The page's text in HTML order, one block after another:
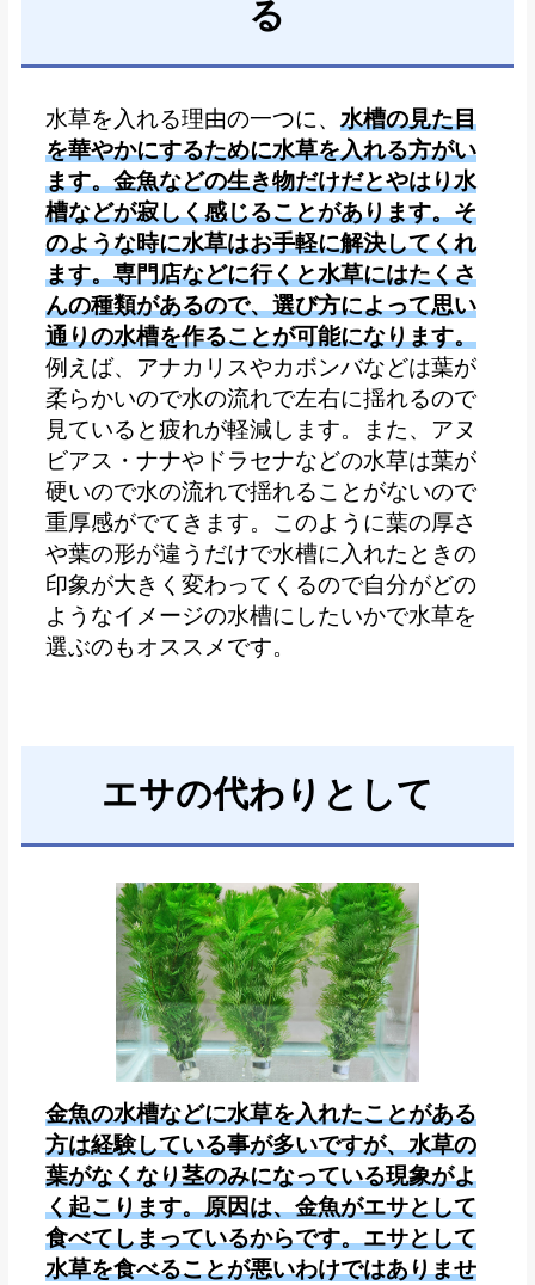
る
水草を入れる理由の一つに、 水槽の見た目
を華やかにするために水草を入れる方がい
ます。金魚などの生き物だけだとやはり水
槽などが寂しく感じることがあります。そ
のような時に水草はお手軽に解決してくれ
ます。専門店などに行くと水草にはたくさ
んの種類があるので、選び方によって思い
通りの水槽を作ることが可能になります。
例えば、アナカリスやカボンバなどは葉が
柔らかいので水の流れで左右に揺れるので
見ていると疲れが軽減します。また、アヌ
ビアス・ナナやドラセナなどの水草は葉が
硬いので水の流れで揺れることがないので
重厚感がでてきます。
このように葉の厚さ
や葉の形が違うだけで水槽に入れたときの
印象が大きく変わってくるので自分がどの
ようなイメージの水槽にしたいかで水草を
選ぶのもオススメです。
エサの代わりとして
金魚の水槽などに水草を入れたことがある
方は経験している事が多いですが、水草の
葉がなくなり茎のみになっている現象がよ
く起こります。原因は、金魚がエサとして
食べてしまっているからです。エサとして
水草を食べることが悪いわけではありませ